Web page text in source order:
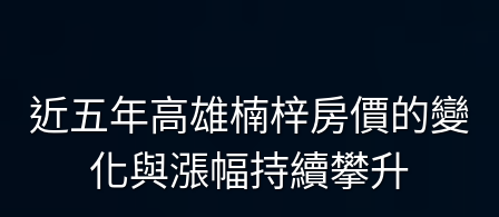
近五年高雄楠梓房價的變
化與漲幅持續攀升